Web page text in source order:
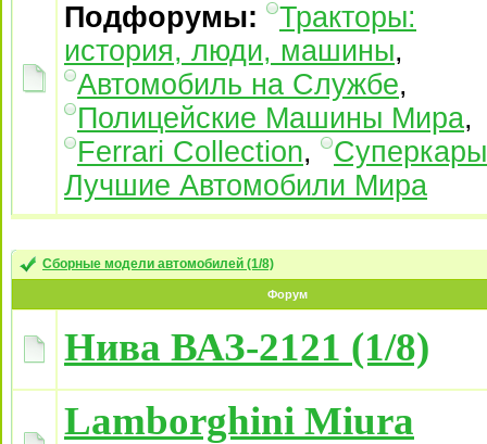
Подфорумы:
Тракторы:
история, люди, машины,
Автомобиль на Службе,
Полицейские Машины Мира,
Ferrari Collection,
Суперкары
Лучшие Автомобили Mира
Сборные модели автомобилей (1/8)
Форум
Нива ВАЗ-2121 (1/8)
Lamborghini Miura